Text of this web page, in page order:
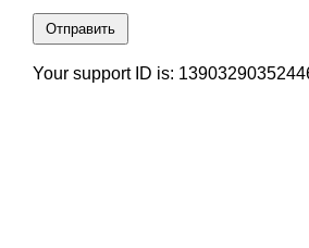
Отправить
Your support ID is: